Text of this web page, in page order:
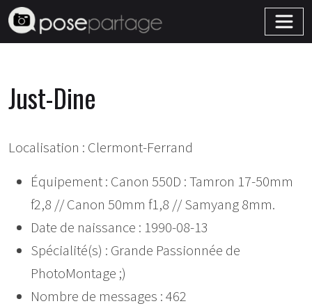
Just-Dine
Localisation : Clermont-Ferrand
Équipement : Canon 550D : Tamron 17-50mm
f2,8 // Canon 50mm f1,8 // Samyang 8mm.
Date de naissance : 1990-08-13
Spécialité(s) : Grande Passionnée de
PhotoMontage ;)
Nombre de messages : 462